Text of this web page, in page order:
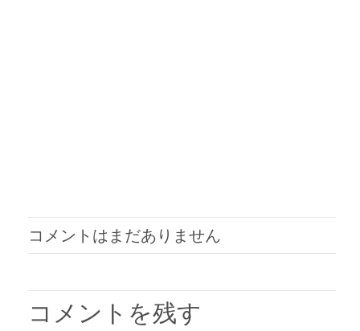
コメントはまだありません
コメントを残す